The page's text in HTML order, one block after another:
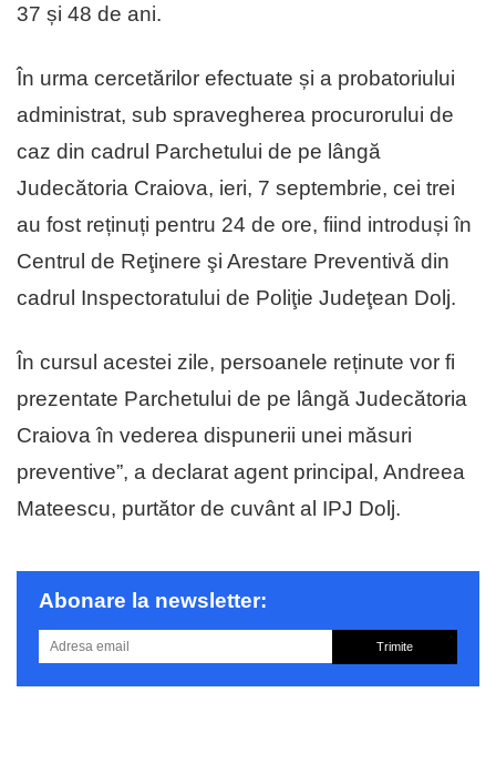
37 și 48 de ani.
În urma cercetărilor efectuate și a probatoriului
administrat, sub spravegherea procurorului de
caz din cadrul Parchetului de pe lângă
Judecătoria Craiova, ieri, 7 septembrie, cei trei
au fost reținuți pentru 24 de ore, fiind introduși în
Centrul de Reţinere şi Arestare Preventivă din
cadrul Inspectoratului de Poliţie Judeţean Dolj.
În cursul acestei zile, persoanele reținute vor fi
prezentate Parchetului de pe lângă Judecătoria
Craiova în vederea dispunerii unei măsuri
preventive”, a declarat agent principal, Andreea
Mateescu, purtător de cuvânt al IPJ Dolj.
Abonare la newsletter:
Trimite